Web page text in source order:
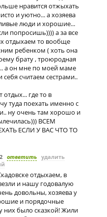
нравится отжыхать
и уютно... а хозяева
люди и хорошие...
попросишь)))) а за все
отдыхаем то вообще
ребенком ( хоть она
брату , троюродная
а он мне по моей маме
считаем сестрами..
отдых... где то в
туда поехать именно с
ну очень там хорошо и
ВСЕМ
ЕСЛИ У ВАС ЧТО ТО
ответить удалить
отдыхаем, в
и нашу годовалую
довольны, хозяева у
и порядочные
них было сказкой! Жили